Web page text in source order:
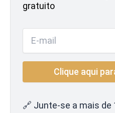
gratuito
🔗 Junte-se a mais